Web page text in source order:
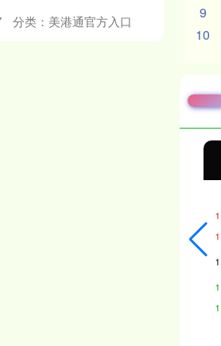
分类： 美港通官方入口 9
10